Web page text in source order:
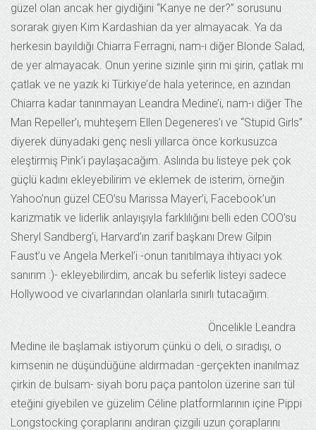
güzel olan ancak her giydiğini “Kanye ne der?” sorusunu
sorarak giyen Kim Kardashian da yer almayacak. Ya da
herkesin bayıldığı Chiarra Ferragni, nam-ı diğer Blonde Salad,
de yer almayacak. Onun yerine sizinle şirin mi şirin, çatlak mı
çatlak ve ne yazık ki Türkiye’de hala yeterince, en azından
Chiarra kadar tanınmayan Leandra Medine’i, nam-ı diğer The
Man Repeller’ı, muhteşem Ellen Degeneres’ı ve “Stupid Girls”
diyerek dünyadaki genç nesli yıllarca önce korkusuzca
eleştirmiş Pink’i paylaşacağım. Aslında bu listeye pek çok
güçlü kadını ekleyebilirim ve eklemek de isterim, örneğin
Yahoo’nun güzel CEO’su Marissa Mayer’i, Facebook’un
karizmatik ve liderlik anlayışıyla farklılığını belli eden COO’su
Sheryl Sandberg’i, Harvard’ın zarif başkanı Drew Gilpin
Faust’u ve Angela Merkel’i -onun tanıtılmaya ihtiyacı yok
sanırım :)- ekleyebilirdim, ancak bu seferlik listeyi sadece
Hollywood ve civarlarından olanlarla sınırlı tutacağım.
Öncelikle Leandra
Medine ile başlamak istiyorum çünkü o deli, o sıradışı, o
kimsenin ne düşündüğüne aldırmadan -gerçekten inanılmaz
çirkin de bulsam- siyah boru paça pantolon üzerine sarı tül
eteğini giyebilen ve güzelim Céline platformlarının içine Pippi
Longstocking çoraplarını andıran çizgili uzun çoraplarını